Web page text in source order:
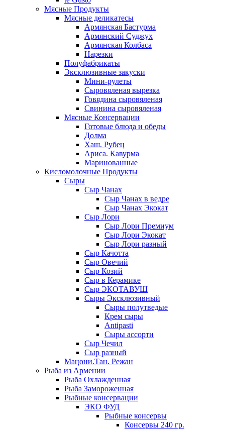
Мясные Продукты
Мясные деликатесы
Армянская Бастурма
Армянский Суджух
Армянская Колбаса
Нарезки
Полуфабрикаты
Эксклюзивные закуски
Мини-рулеты
Сыровяленая вырезка
Говядина сыровяленая
Свинина сыровяленая
Мясные Консервации
Готовые блюда и обеды
Долма
Хаш. Рубец
Ариса. Кавурма
Маринованные
Кисломолочные Продукты
Сыры
Сыр Чанах
Сыр Чанах в ведре
Сыр Чанах Экокат
Сыр Лори
Сыр Лори Премиум
Сыр Лори Экокат
Сыр Лори разный
Сыр Качотта
Сыр Овечий
Сыр Козий
Сыр в Керамике
Сыр ЭКОТАВУШ
Сыры Эксклюзивный
Сыры полутведые
Крем сыры
Antipasti
Сыры ассорти
Сыр Чечил
Сыр разный
Мацони.Тан. Режан
Рыба из Армении
Рыба Охлажденная
Рыба Замороженная
Рыбные консервации
ЭКО ФУД
Рыбные консервы
Консервы 240 гр.